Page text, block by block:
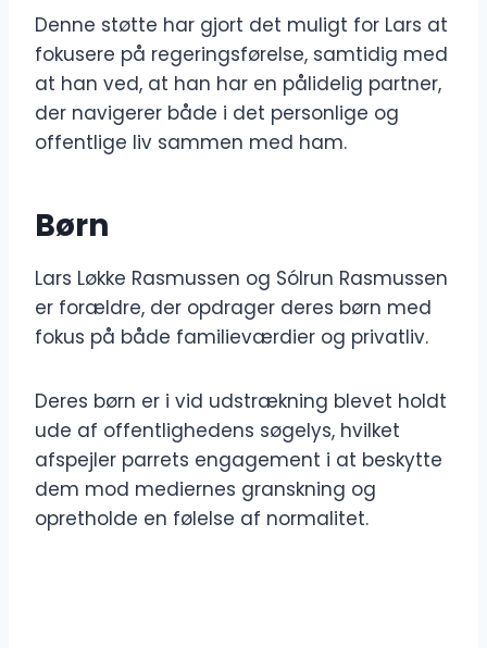
Denne støtte har gjort det muligt for Lars at
fokusere på regeringsførelse, samtidig med
at han ved, at han har en pålidelig partner,
der navigerer både i det personlige og
offentlige liv sammen med ham.
Børn
Lars Løkke Rasmussen og Sólrun Rasmussen
er forældre, der opdrager deres børn med
fokus på både familieværdier og privatliv.
Deres børn er i vid udstrækning blevet holdt
ude af offentlighedens søgelys, hvilket
afspejler parrets engagement i at beskytte
dem mod mediernes granskning og
opretholde en følelse af normalitet.